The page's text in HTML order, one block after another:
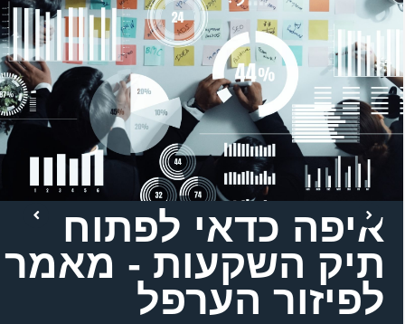
איפה כדאי לפתוח
תיק השקעות - מאמר
לפיזור הערפל